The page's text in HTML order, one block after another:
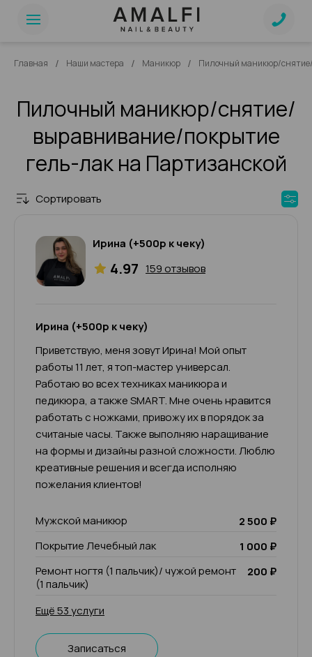
Главная / Наши мастера / Маникюр / Пилочный маникюр/
Пилочный маникюр/снятие/
выравнивание/покрытие
гель-лак на Партизанской
Сортировать
Ирина (+500р к чеку)
4.97 159 отзывов
Ирина (+500р к чеку)
Приветствую, меня зовут Ирина! Мой опыт
работы 11 лет, я топ-мастер универсал.
Работаю во всех техниках маникюра и
педикюра, а также SMART. Мне очень нравится
работать с ножками, привожу их в порядок за
считаные часы. Также выполняю наращивание
на формы и дизайны разной сложности. Люблю
креативные решения и всегда исполняю
пожелания клиентов!
Мужской маникюр
2 500 ₽
Покрытие Лечебный лак
1 000 ₽
Ремонт ногтя (1 пальчик)/ чужой ремонт
(1 пальчик)
200 ₽
Ещё 53 услуги
Записаться